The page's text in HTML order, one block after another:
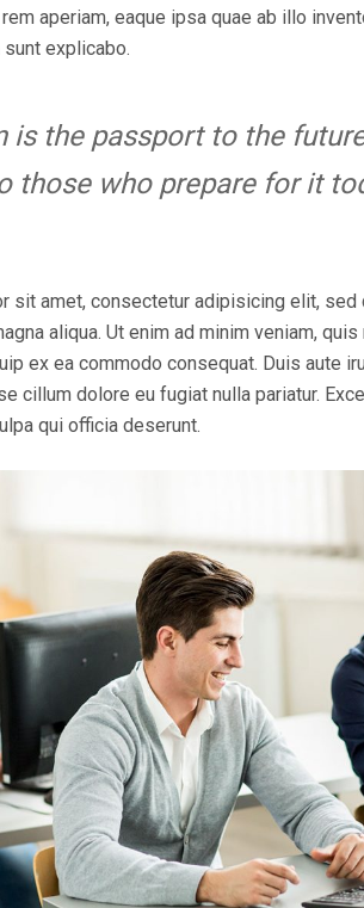
aperiam, eaque ipsa quae ab illo
explicabo.
is the passport to the
those who prepare for it
sit amet, consectetur adipisicing elit,
aliqua. Ut enim ad minim veniam,
ex ea commodo consequat. Duis aute
cillum dolore eu fugiat nulla pariatur.
qui officia deserunt.